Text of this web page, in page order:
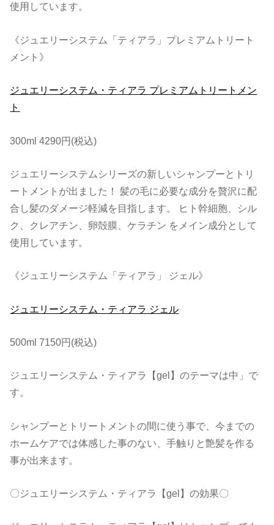
使用しています。
《ジュエリーシステム「ティアラ」プレミアムトリート
メント》
ジュエリーシステム・ティアラ プレミアムトリートメン
ト
300ml 4290円(税込)
ジュエリーシステムシリーズの新しいシャンプーとトリ
ートメントが出ました！ 髪の毛に必要な成分を贅沢に配
合し髪のダメージ軽減を目指します。 ヒト幹細胞、シル
ク、クレアチン、卵殻膜、ケラチン をメイン成分として
使用しています。
《ジュエリーシステム「ティアラ」 ジェル》
ジュエリーシステム・ティアラ ジェル
500ml 7150円(税込)
ジュエリーシステム・ティアラ【gel】のテーマは中」で
す。
シャンプーとトリートメントの間に使う事で、今までの
ホームケアでは体感した事のない、手触りと艶髪を作る
事が出来ます。
〇ジュエリーシステム・ティアラ【gel】の効果〇